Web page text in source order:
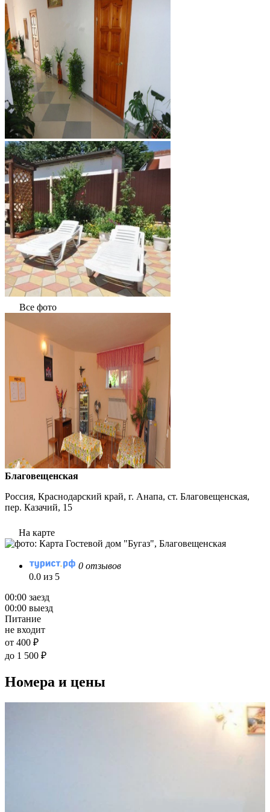
Все фото
Благовещенская
Россия, Краснодарский край, г. Анапа, ст. Благовещенская,
пер. Казачий, 15
На карте
0 отзывов
0.0 из 5
00:00 заезд
00:00 выезд
Питание
не входит
от 400 ₽
до 1 500 ₽
Номера и цены